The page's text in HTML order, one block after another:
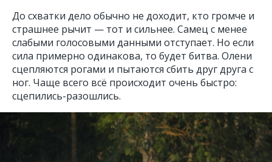
До схватки дело обычно не доходит, кто громче и
страшнее рычит — тот и сильнее. Самец с менее
слабыми голосовыми данными отступает. Но если
сила примерно одинакова, то будет битва. Олени
сцепляются рогами и пытаются сбить друг друга с
ног. Чаще всего всё происходит очень быстро:
сцепились-разошлись.